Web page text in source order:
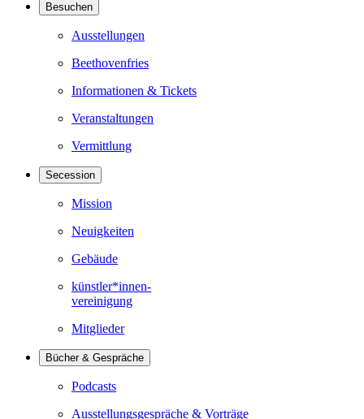
Besuchen
Ausstellungen
Beethovenfries
Informationen & Tickets
Veranstaltungen
Vermittlung
Secession
Mission
Neuigkeiten
Gebäude
künstler*innen-
vereinigung
Mitglieder
Bücher & Gespräche
Podcasts
Ausstellungsgespräche & Vorträge